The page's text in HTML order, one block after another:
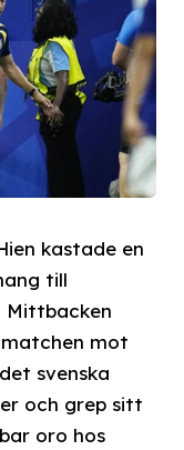
kastade en
till
Mittbacken
mot
svenska
och grep sitt
oro hos